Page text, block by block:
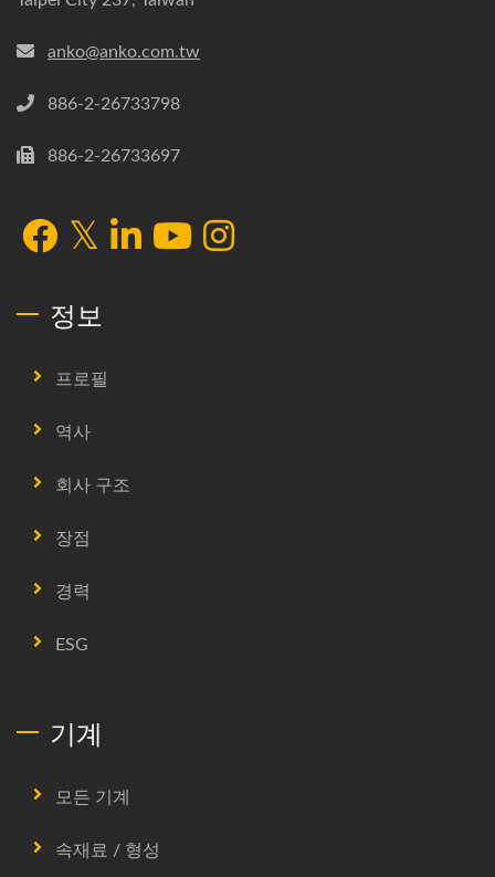
anko@anko.com.tw
886-2-26733798
886-2-26733697
정보
프로필
역사
회사 구조
장점
경력
ESG
기계
모든 기계
속재료 / 형성